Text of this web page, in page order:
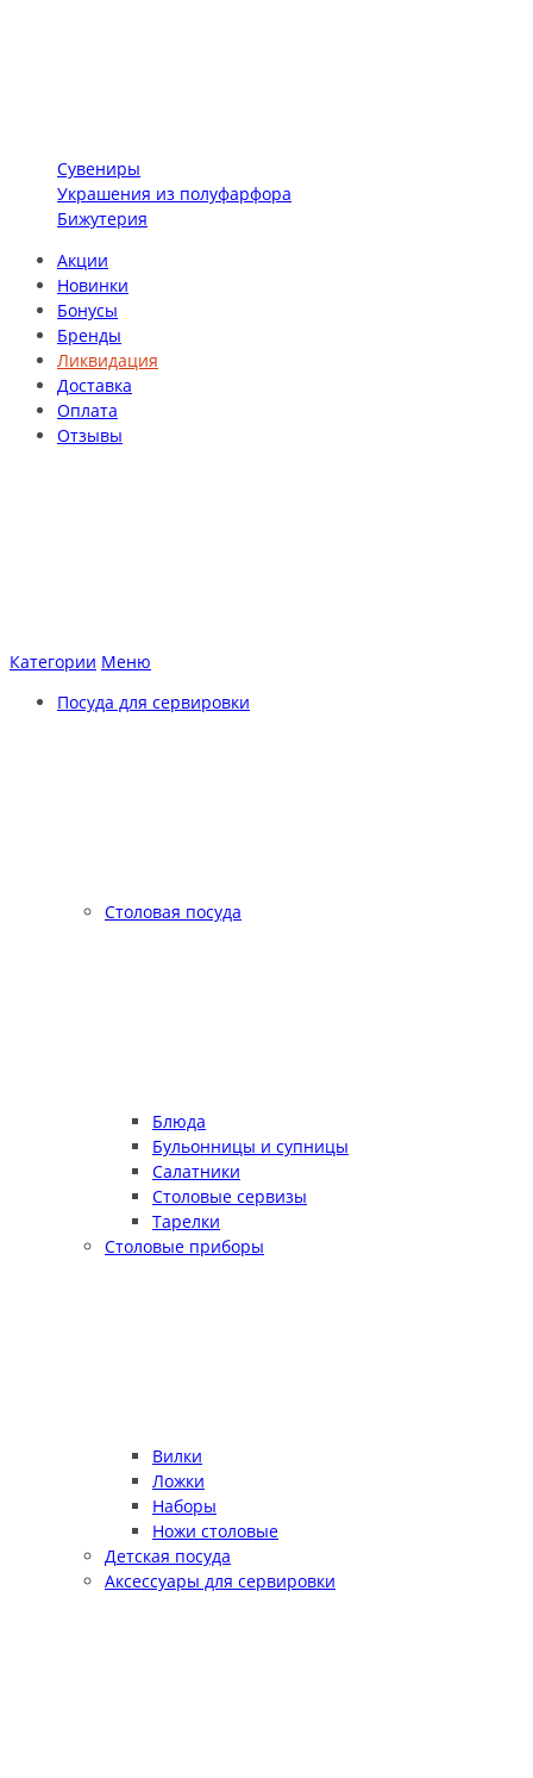
Сувениры
Украшения из полуфарфора
Бижутерия
Акции
Новинки
Бонусы
Бренды
Ликвидация
Доставка
Оплата
Отзывы
Категории Меню
Посуда для сервировки
Столовая посуда
Блюда
Бульонницы и супницы
Салатники
Столовые сервизы
Тарелки
Столовые приборы
Вилки
Ложки
Наборы
Ножи столовые
Детская посуда
Аксессуары для сервировки